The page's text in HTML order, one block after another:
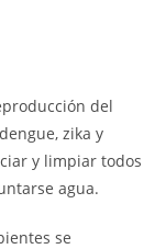
del
zika y
y limpiar todos
agua.
se